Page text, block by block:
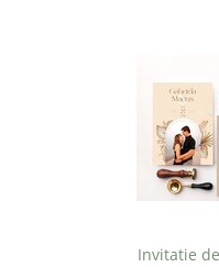
Invitatie